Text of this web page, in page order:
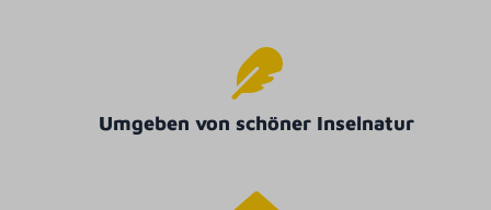
Umgeben von schöner Inselnatur